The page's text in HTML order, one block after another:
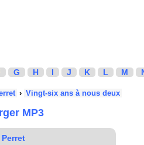
G H I J K L M
› Vingt-six ans à nous deux
MP3
Perret